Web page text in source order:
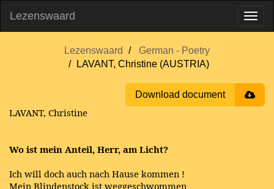
Lezenswaard
Lezenswaard
German - Poetry
LAVANT, Christine (AUSTRIA)
Download document
LAVANT, Christine
Wo ist mein Anteil, Herr, am Licht?
Ich will doch auch nach Hause kommen !
Mein Blindenstock ist weggeschwommen